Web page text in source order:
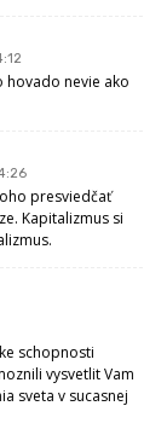
hovado nevie ako
presviedčať
Kapitalizmus si
schopnosti
vysvetlit Vam
sveta v sucasnej